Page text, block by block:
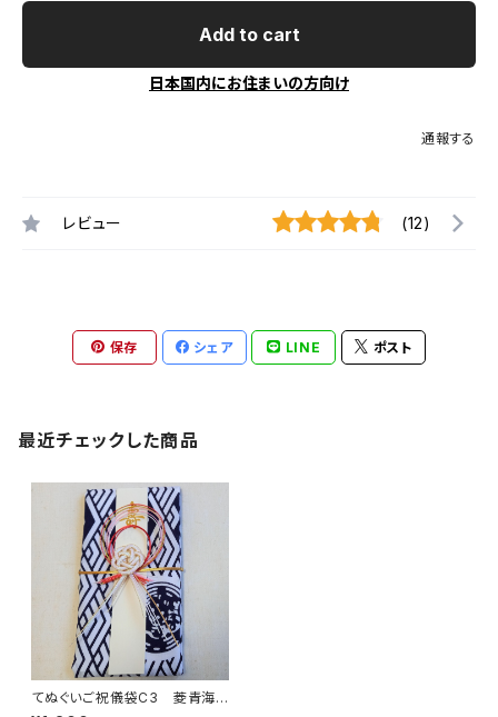
Add to cart
日本国内にお住まいの方向け
通報する
レビュー (12)
保存 シェア LINE ポスト
最近チェックした商品
てぬぐいご祝儀袋C3 菱青海